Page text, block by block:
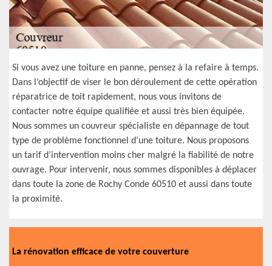
Si vous avez une toiture en panne, pensez à la refaire à temps.
Dans l’objectif de viser le bon déroulement de cette opération
réparatrice de toit rapidement, nous vous invitons de
contacter notre équipe qualifiée et aussi très bien équipée.
Nous sommes un couvreur spécialiste en dépannage de tout
type de problème fonctionnel d’une toiture. Nous proposons
un tarif d’intervention moins cher malgré la fiabilité de notre
ouvrage. Pour intervenir, nous sommes disponibles à déplacer
dans toute la zone de Rochy Conde 60510 et aussi dans toute
la proximité.
La rénovation efficace de votre couverture